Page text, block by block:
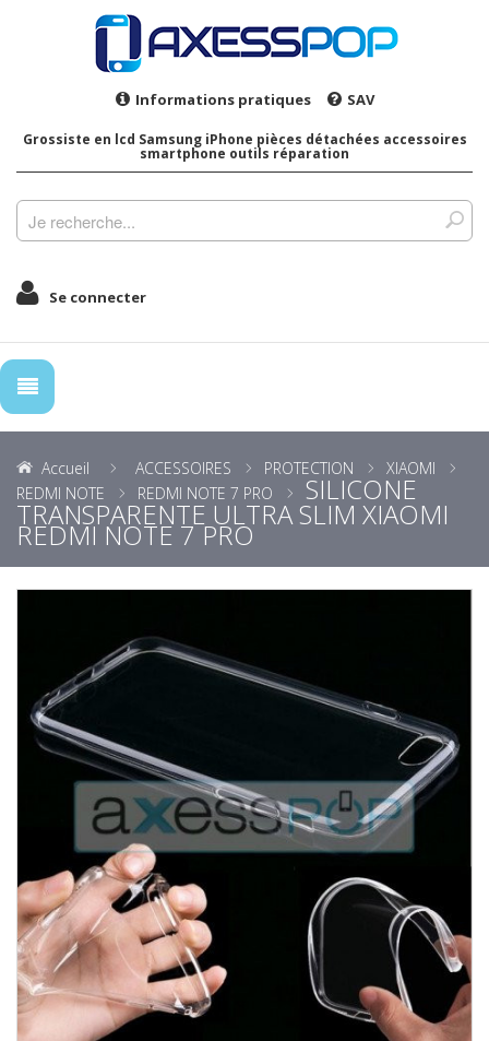
Informations pratiques SAV
Grossiste en lcd Samsung iPhone pièces détachées accessoires
smartphone outils réparation
Se connecter
Accueil ACCESSOIRES PROTECTION
XIAOMI
REDMI NOTE
REDMI NOTE 7 PRO SILICONE
TRANSPARENTE ULTRA SLIM XIAOMI
REDMI NOTE 7 PRO